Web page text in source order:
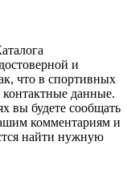
и
что в спортивных
контактные данные.
вы будете сообщать
комментариям и
найти нужную